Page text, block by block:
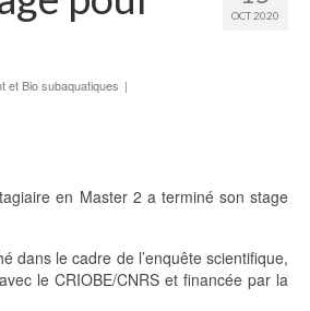
OCT 2020
et Bio subaquatiques |
en Master 2 a terminé son stage
dans le cadre de l’enquête scientifique,
le CRIOBE/CNRS et financée par la